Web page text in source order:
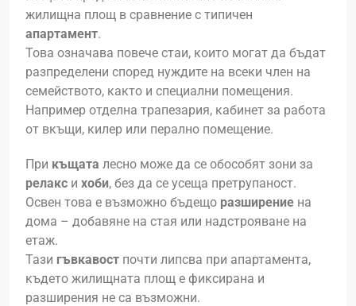
жилищна площ в сравнение с типичен
апартамент.
Това означава повече стаи, които могат да бъдат
разпределени според нуждите на всеки член на
семейството, както и специални помещения.
Например отделна трапезария, кабинет за работа
от вкъщи, килер или перално помещение.
При къщата лесно може да се обособят зони за
релакс и хоби, без да се усеща претрупаност.
Освен това е възможно бъдещо разширение на
дома – добавяне на стая или надстрояване на
етаж.
Тази гъвкавост почти липсва при апартамента,
където жилищната площ е фиксирана и
разширения не са възможни.